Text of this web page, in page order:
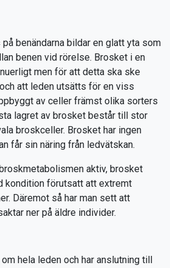
benändarna bildar en glatt yta som
benen vid rörelse. Brosket i en
men för att detta ska ske
att leden utsätts för en viss
av celler främst olika sorters
lagret av brosket består till stor
broskceller. Brosket har ingen
får sin näring från ledvätskan.
aktiv, brosket
kondition förutsatt att extremt
Däremot så har man sett att
ner på äldre individer.
hela leden och har anslutning till